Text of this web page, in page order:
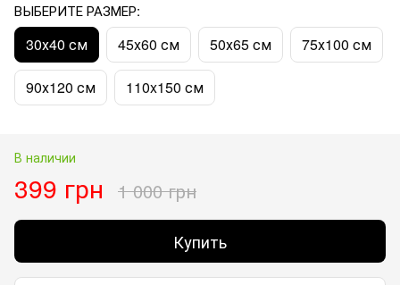
ВЫБЕРИТЕ РАЗМЕР:
30х40 см 45х60 см 50х65 см 75х100 см
90х120 см 110x150 см
В наличии
399 грн 1 000 грн
Купить